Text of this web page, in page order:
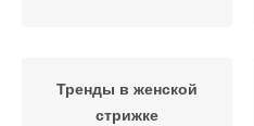
Тренды в женской
стрижке